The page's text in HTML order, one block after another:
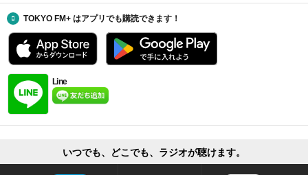
TOKYO FM+ はアプリでも購読できます！
Line
いつでも、どこでも、ラジオが聴けます。